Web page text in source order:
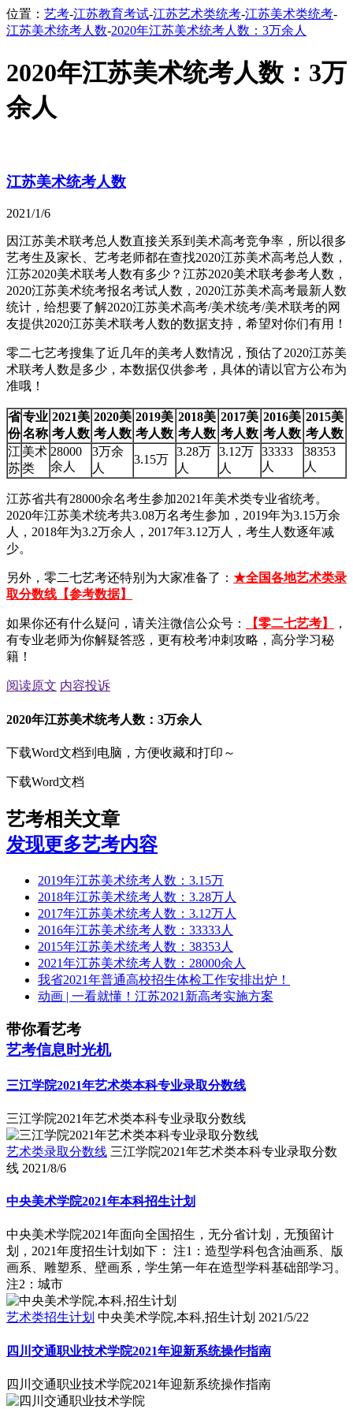
位置： 艺考-江苏教育考试-江苏艺术类统考-江苏美术类统考-
江苏美术统考人数-2020年江苏美术统考人数：3万余人
2020年江苏美术统考人数：3万
余人
江苏美术统考人数
2021/1/6
因江苏美术联考总人数直接关系到美术高考竞争率，所以很多
艺考生及家长、艺考老师都在查找2020江苏美术高考总人数，
江苏2020美术联考人数有多少？江苏2020美术联考参考人数，
2020江苏美术统考报名考试人数，2020江苏美术高考最新人数
统计，给想要了解2020江苏美术高考/美术统考/美术联考的网
友提供2020江苏美术联考人数的数据支持，希望对你们有用！
零二七艺考搜集了近几年的美考人数情况，预估了2020江苏美
术联考人数是多少，本数据仅供参考，具体的请以官方公布为
准哦！
省
份
专业
名称
2021美
考人数
2020美
考人数
2019美
考人数
2018美
考人数
2017美
考人数
2016美
考人数
2015美
考人数
江
苏
美术
类
28000
余人
3万余
人
3.15万
3.28万
人
3.12万
人
33333
人
38353
人
江苏省共有28000余名考生参加2021年美术类专业省统考。
2020年江苏美术统考共3.08万名考生参加，2019年为3.15万余
人，2018年为3.2万余人，2017年3.12万人，考生人数逐年减
少。
另外，零二七艺考还特别为大家准备了： ★全国各地艺术类录
取分数线【参考数据】
如果你还有什么疑问，请关注微信公众号： 【零二七艺考】
，
有专业老师为你解疑答惑，更有校考冲刺攻略，高分学习秘
籍！
阅读原文 内容投诉
2020年江苏美术统考人数：3万余人
下载Word文档到电脑，方便收藏和打印～
下载Word文档
艺考相关文章
发现更多艺考内容
2019年江苏美术统考人数：3.15万
2018年江苏美术统考人数：3.28万人
2017年江苏美术统考人数：3.12万人
2016年江苏美术统考人数：33333人
2015年江苏美术统考人数：38353人
2021年江苏美术统考人数：28000余人
我省2021年普通高校招生体检工作安排出炉！
动画 | 一看就懂！江苏2021新高考实施方案
带你看艺考
艺考信息时光机
三江学院2021年艺术类本科专业录取分数线
三江学院2021年艺术类本科专业录取分数线
艺术类录取分数线 三江学院2021年艺术类本科专业录取分数
线 2021/8/6
中央美术学院2021年本科招生计划
中央美术学院2021年面向全国招生，无分省计划，无预留计
划，2021年度招生计划如下： 注1：造型学科包含油画系、版
画系、雕塑系、壁画系，学生第一年在造型学科基础部学习。
注2：城市
艺术类招生计划 中央美术学院,本科,招生计划 2021/5/22
四川交通职业技术学院2021年迎新系统操作指南
四川交通职业技术学院2021年迎新系统操作指南